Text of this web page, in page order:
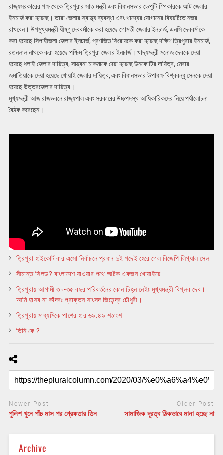
রাজ্যসরকারের পক্ষ থেকে ত্রিপুরার সাত মন্ত্রী এবং বিধানসভার ডেপুটি স্পিকারকে আট জেলার
ইনচার্জ করা হয়েছে। তারা জেলার স্বাস্থ্য ব্যবস্থা এবং খাদ্যের যোগানের বিষয়টিতে নজর
রাখবেন। উপমুখ্যমন্ত্রী যীষ্ণু দেববর্মাকে করা হয়েছে গোমতী জেলার ইনচার্জ, এনসি দেববর্মাকে
করা হয়েছে সিপাহীজলা জেলার ইনচার্জ, প্রণজিত সিংরায়কে করা হয়েছে দক্ষিণ ত্রিপুরার ইনচার্জ,
রতনলাল নাথকে করা হয়েছে পশ্চিম ত্রিপুরা জেলার ইনচার্জ। খাদ্যমন্ত্রী মনোজ দেবকে দেয়া
হয়েছে ধলাই জেলার দায়িত্ব, সান্ত্বনা চাকমাকে দেয়া হয়েছে উনকোটির দায়িত্ব, মেবার
জমাতিয়াকে দেয়া হয়েছে খোয়াই জেলার দায়িত্ব, এবং বিধানসভার উপাধক্ষ বিশ্ববন্ধু সেনকে দেয়া
হয়েছে উত্তরজেলার দায়িত্ব।
মুখ্যমন্ত্রী আজ রাজভবনে রাজ্যপাল এবং সরকারের উচ্চপদস্থ আধিকারিকদের নিয়ে পর্যালোচনা
বৈঠক করেছেন।
ত্রিপুরা হাইকোর্ট বার এসো নির্বাচনে প্রধান দুই পদেই হেরে গেল বিজেপি লিগ্যাল সেল
সীমান্ত সিলড? বাংলাদেশ যাওয়ার পথে আটক একজন খোয়াইয়ে
ত্রিপুরায় আগামী ৩০-৩৫ বছর পরিবর্তনের কোন চিহ্ন নেইঃ মুখ্যমন্ত্রী বিপ্লব দেব।
আমি হাসব না কাঁদবঃ প্রাক্তন সাংসদ জিতেন্দ্র চৌধুরী।
ত্রিপুরায় মাধ্যমিকে পাশের হার ৬৯.৪৯ শতাংশ
তিনি কে ?
Newer Post
পুলিশ খুনে পাঁচ মাস পর গ্রেফতার তিন
Older Post
সামাজিক দূরত্ব ঠিকভাবে মানা হচ্ছে না
Archive